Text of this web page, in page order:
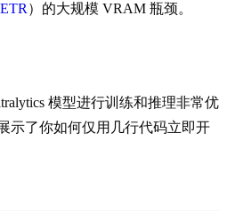
）的大规模 VRAM 瓶颈。
模型进行训练和推理非常优
示了你如何仅用几行代码立即开